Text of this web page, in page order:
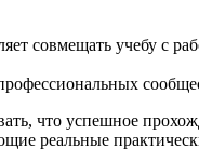
совмещать учебу с
что успешное
реальные